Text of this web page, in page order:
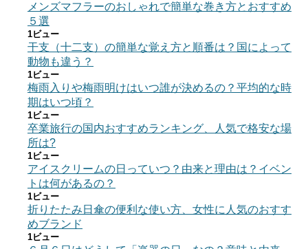
メンズマフラーのおしゃれで簡単な巻き方とおすすめ
５選
1ビュー
干支（十二支）の簡単な覚え方と順番は？国によって
動物も違う？
1ビュー
梅雨入りや梅雨明けはいつ誰が決めるの？平均的な時
期はいつ頃？
1ビュー
卒業旅行の国内おすすめランキング、人気で格安な場
所は?
1ビュー
アイスクリームの日っていつ？由来と理由は？イベン
トは何があるの？
1ビュー
折りたたみ日傘の便利な使い方、女性に人気のおすす
めブランド
1ビュー